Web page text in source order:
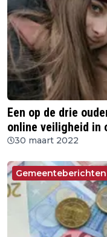
Een op de drie
online veiligheid in
30 maart 2022
Gemeenteberichten